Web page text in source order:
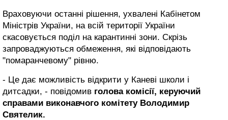
Враховуючи останні рішення, ухвалені Кабінетом
Міністрів України, на всій території України
скасовується поділ на карантинні зони. Скрізь
запроваджуються обмеження, які відповідають
"помаранчевому" рівню.
- Це дає можливість відкрити у Каневі школи і
дитсадки, - повідомив голова комісії, керуючий
справами виконавчого комітету Володимир
Святелик.